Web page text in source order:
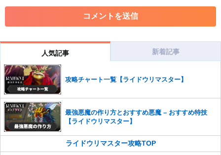
・各ゲームのネタバレを含む内容の投稿
・その他、管理者が不適切と判断した投稿
だけますでしょうか。
コメントの削除を申請する
※投稿内容を確認後、順次対応さ
せていただきます。ご了承ください。
※一度削除したコメントは復元ができませんのでご注意くだ
さい。
また、過度な利用規約の違反や、弊社に損害の及ぶ内容の書き込みがあ
った場合は、法的措置をとらせていただく場合もございますので、あら
かじめご理解くださいませ。
人気記事 新着記事
攻略チャート一覧【ライドウリマスター】
最強悪魔の作り方とおすすめ悪魔 – おすすめ特技
【ライドウリマスター】
ライドウリマスター攻略TOP